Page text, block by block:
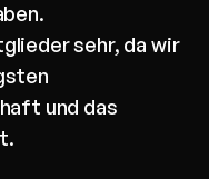
sehr, da wir
und das